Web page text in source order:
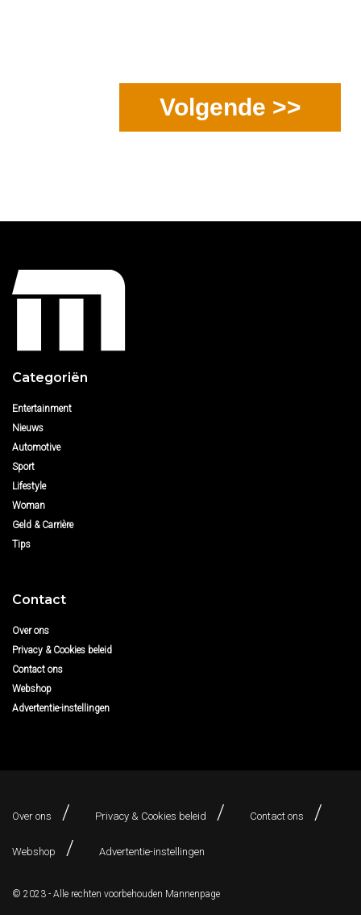
Volgende >>
Categoriën
Entertainment
Nieuws
Automotive
Sport
Lifestyle
Woman
Geld & Carrière
Tips
Contact
Over ons
Privacy & Cookies beleid
Contact ons
Webshop
Advertentie-instellingen
Over ons Privacy & Cookies beleid Contact ons
Webshop Advertentie-instellingen
© 2023 - Alle rechten voorbehouden Mannenpage